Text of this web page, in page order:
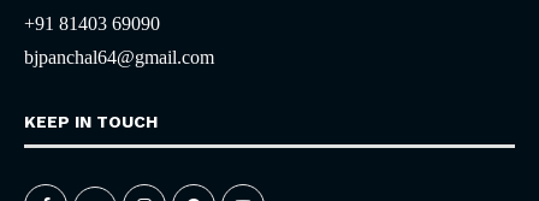
+91 81403 69090
bjpanchal64@gmail.com
KEEP IN TOUCH